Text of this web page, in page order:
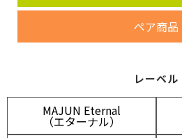
ペア商品
レーベル
MAJUN Eternal
（エターナル）